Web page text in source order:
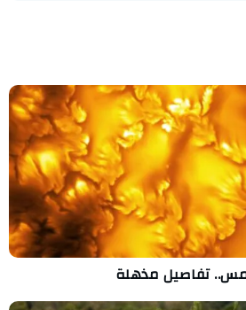
تفاصيل مذهلة